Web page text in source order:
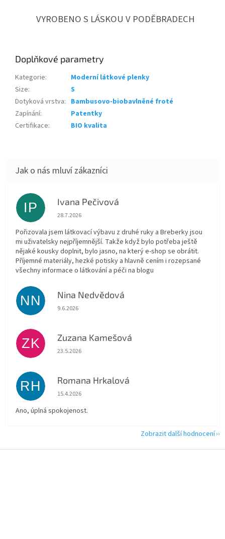
VYROBENO S LÁSKOU V PODĚBRADECH
Doplňkové parametry
Kategorie:
Moderní látkové plenky
Size:
S
Dotyková vrstva: Bambusovo-biobavlněné froté
Zapínání:
Patentky
Certifikace: BIO kvalita
IP Ivana Pečivová
Hodnocení obchodu je 5 z 5 hvězdiček.
28.7.2026
Pořizovala jsem látkovací výbavu z druhé ruky a Breberky jsou
mi uživatelsky nejpříjemnější. Takže když bylo potřeba ještě
nějaké kousky doplnit, bylo jasno, na který e-shop se obrátit.
Příjemné materiály, hezké potisky a hlavně cením i rozepsané
všechny informace o látkování a péči na blogu
NN Nina Nedvědová
Hodnocení obchodu je 5 z 5 hvězdiček.
9.6.2026
ZK Zuzana Kamešová
Hodnocení obchodu je 5 z 5 hvězdiček.
23.5.2026
RH Romana Hrkalová
Hodnocení obchodu je 5 z 5 hvězdiček.
15.4.2026
Ano, úplná spokojenost.
Zobrazit další hodnocení